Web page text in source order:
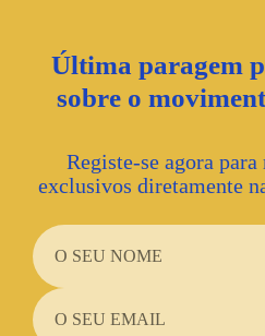
Última paragem
sobre o
Registe-se agora para
exclusivos diretamente